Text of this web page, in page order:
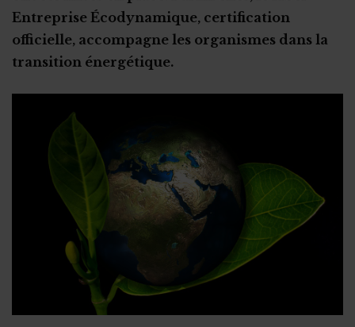
Le fisc est-il plus clément ?
Trop d'argent récolté : que faire ?
Se nourrir d’autres expériences
Entreprise Écodynamique, certification
officielle, accompagne les organismes dans la
transition énergétique.